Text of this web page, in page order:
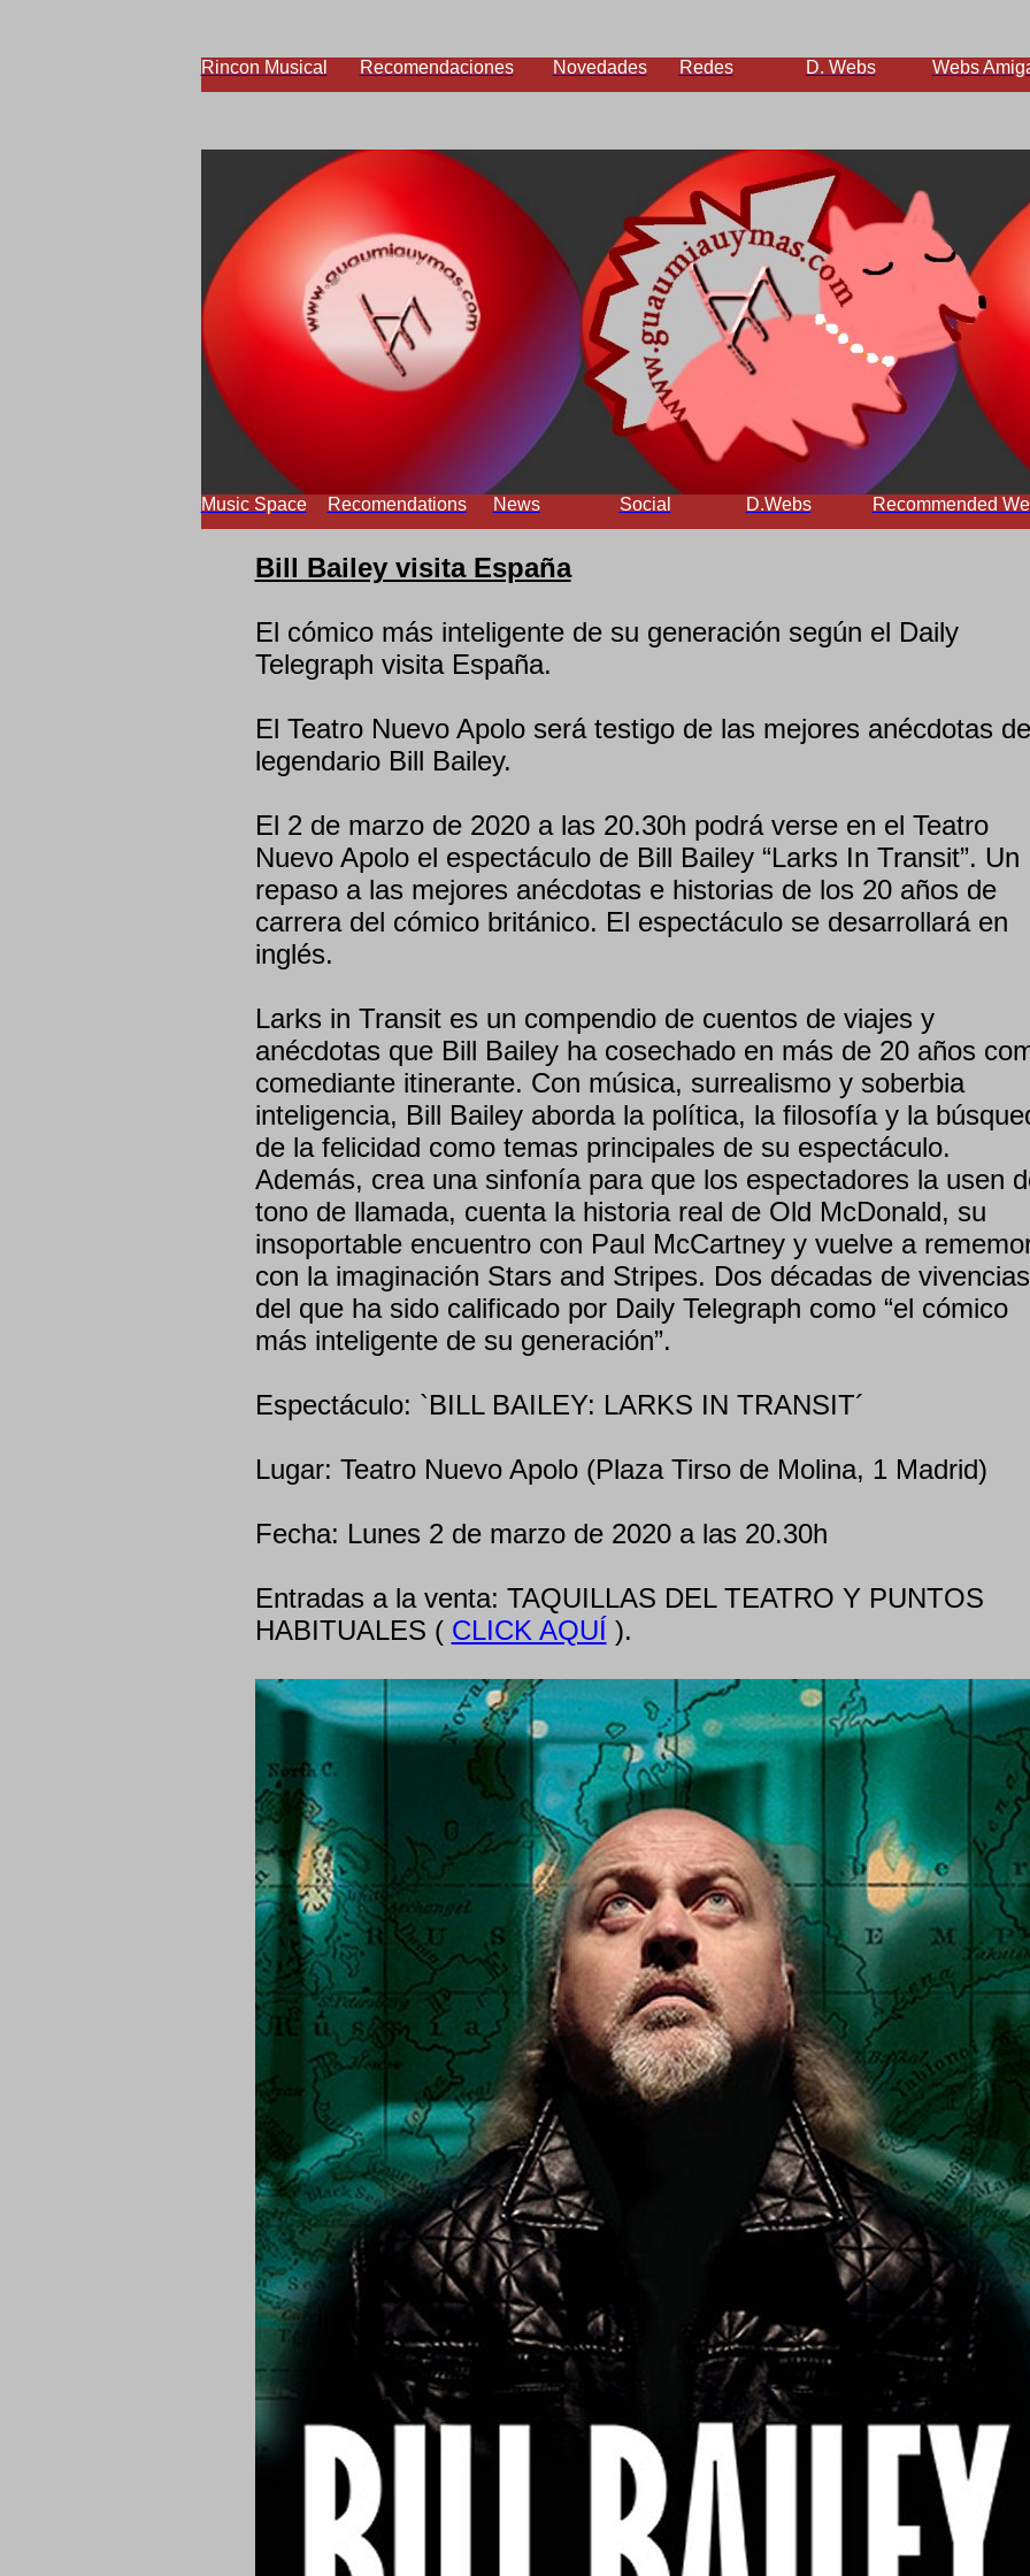
Rincon Musical Recomendaciones Novedades Redes D. Webs Webs
Music Space Recomendations News Social D.Webs Recommended
Bill Bailey visita España
El cómico más inteligente de su generación según el Daily
Telegraph visita España.
El Teatro Nuevo Apolo será testigo de las mejores anécdotas
legendario Bill Bailey.
El 2 de marzo de 2020 a las 20.30h podrá verse en el Teatro
Nuevo Apolo el espectáculo de Bill Bailey “Larks In Transit”. Un
repaso a las mejores anécdotas e historias de los 20 años de
carrera del cómico británico. El espectáculo se desarrollará en
inglés.
Larks in Transit es un compendio de cuentos de viajes y
anécdotas que Bill Bailey ha cosechado en más de 20 años
comediante itinerante. Con música, surrealismo y soberbia
inteligencia, Bill Bailey aborda la política, la filosofía y la
de la felicidad como temas principales de su espectáculo.
Además, crea una sinfonía para que los espectadores la usen
tono de llamada, cuenta la historia real de Old McDonald, su
insoportable encuentro con Paul McCartney y vuelve a
con la imaginación Stars and Stripes. Dos décadas de vivencias
del que ha sido calificado por Daily Telegraph como “el cómico
más inteligente de su generación”.
Espectáculo: `BILL BAILEY: LARKS IN TRANSIT´
Lugar: Teatro Nuevo Apolo (Plaza Tirso de Molina, 1 Madrid)
Fecha: Lunes 2 de marzo de 2020 a las 20.30h
Entradas a la venta: TAQUILLAS DEL TEATRO Y PUNTOS
HABITUALES ( CLICK AQUÍ ).